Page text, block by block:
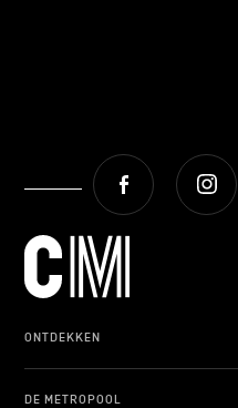
Facebook
ONTDEKKEN
DE METROPOOL